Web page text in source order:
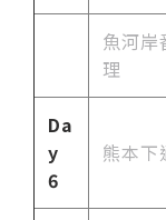
魚河岸
理
Da
y
6
熊本下